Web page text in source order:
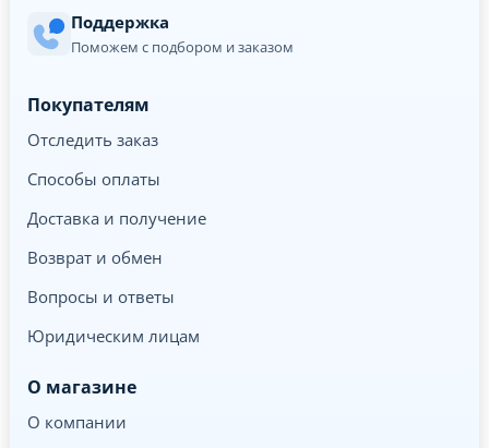
Поддержка
Поможем с подбором и заказом
Покупателям
Отследить заказ
Способы оплаты
Доставка и получение
Возврат и обмен
Вопросы и ответы
Юридическим лицам
О магазине
О компании